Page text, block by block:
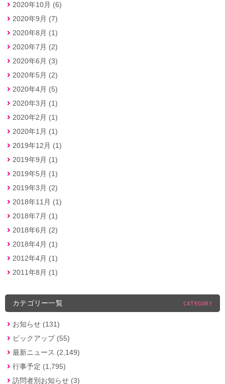
2020年10月 (6)
2020年9月 (7)
2020年8月 (1)
2020年7月 (2)
2020年6月 (3)
2020年5月 (2)
2020年4月 (5)
2020年3月 (1)
2020年2月 (1)
2020年1月 (1)
2019年12月 (1)
2019年9月 (1)
2019年5月 (1)
2019年3月 (2)
2018年11月 (1)
2018年7月 (1)
2018年6月 (2)
2018年4月 (1)
2012年4月 (1)
2011年8月 (1)
カテゴリー一覧 CATEGORY
お知らせ (131)
ピックアップ (55)
最新ニュース (2,149)
行事予定 (1,795)
訪問者別お知らせ (3)